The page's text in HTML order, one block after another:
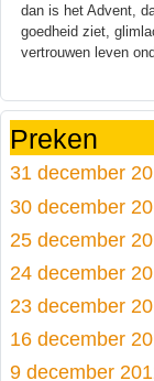
dan is het Advent,
goedheid ziet,
vertrouwen leven
Preken
31 december
30 december
25 december
24 december
23 december
16 december
9 december